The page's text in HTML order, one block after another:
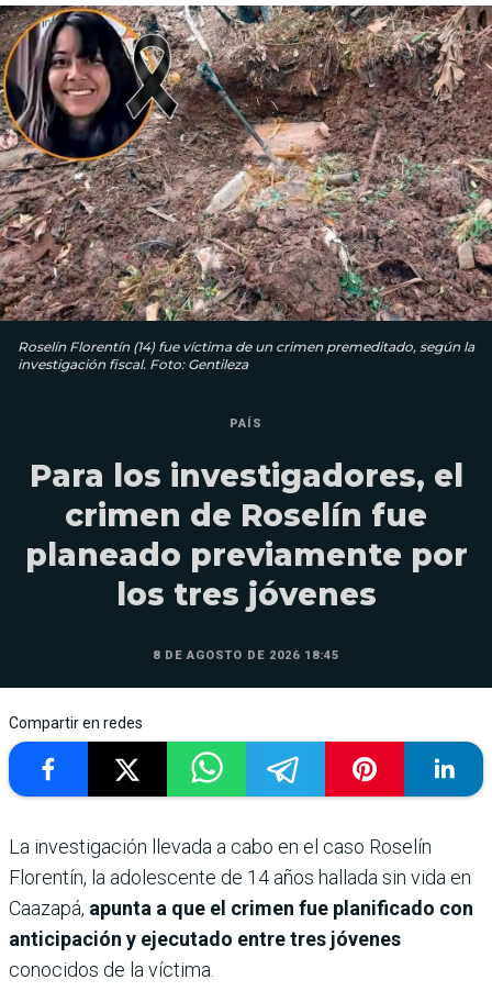
Roselín Florentín (14) fue víctima de un crimen premeditado, según la
investigación fiscal. Foto: Gentileza
PAÍS
Para los investigadores, el
crimen de Roselín fue
planeado previamente por
los tres jóvenes
8 DE AGOSTO DE 2026 18:45
Compartir en redes
La investigación llevada a cabo en el caso Roselín
Florentín, la adolescente de 14 años hallada sin vida en
Caazapá, apunta a que el crimen fue planificado con
anticipación y ejecutado entre tres jóvenes
conocidos de la víctima.